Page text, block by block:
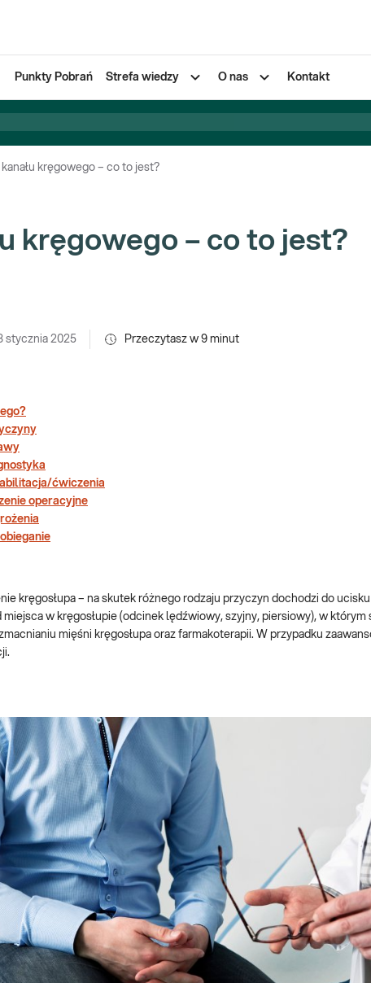
Punkty Pobrań Strefa wiedzy O nas Kontakt
kręgowego – co to jest?
kręgowego – co to jest?
stycznia 2025 Przeczytasz w 9 minut
ćwiczenia
operacyjne
kręgosłupa – na skutek różnego rodzaju przyczyn dochodzi do
w kręgosłupie (odcinek lędźwiowy, szyjny, piersiowy), w którym
mięśni kręgosłupa oraz farmakoterapii. W przypadku